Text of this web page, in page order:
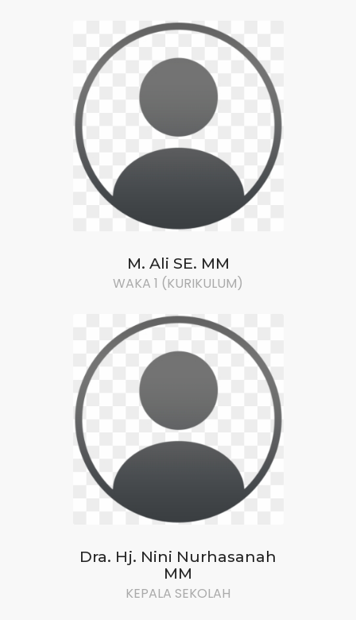
M. Ali SE. MM
WAKA 1 (KURIKULUM)
Dra. Hj. Nini Nurhasanah
MM
KEPALA SEKOLAH